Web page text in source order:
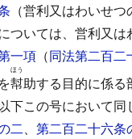
（営利又はわいせ
ついては、営利又は
一項 （同法第二百二
幇
ほう
助する目的に係る
下この号において同
二、 第二百二十六条